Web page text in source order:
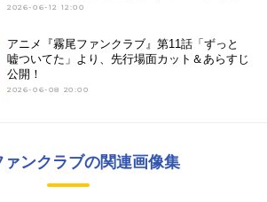
2026-06-12 12:00
アニメ『霧尾ファンクラブ』第11話「ずっと
嘘ついてた」より、先行場面カット＆あらすじ
公開！
2026-06-08 20:00
ァンクラブの関連画像集